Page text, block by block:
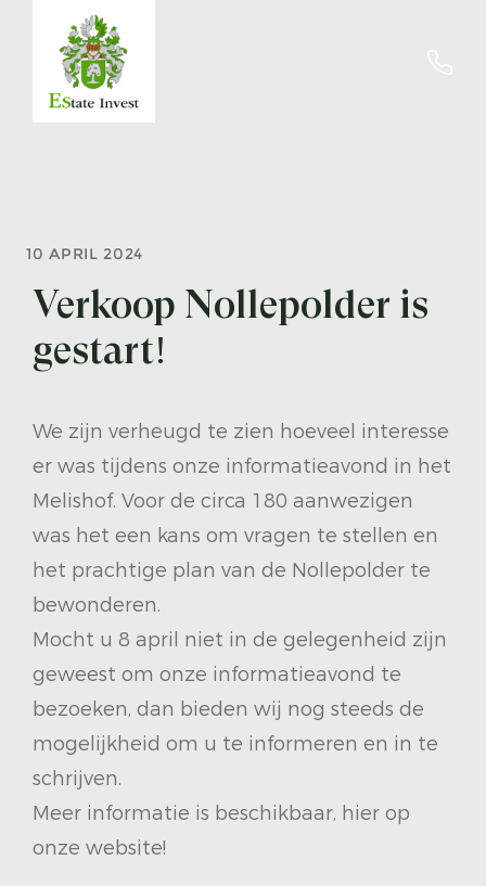
10 APRIL 2024
Verkoop Nollepolder is
gestart!
We zijn verheugd te zien hoeveel interesse
er was tijdens onze informatieavond in het
Melishof. Voor de circa 180 aanwezigen
was het een kans om vragen te stellen en
het prachtige plan van de Nollepolder te
bewonderen.
Mocht u 8 april niet in de gelegenheid zijn
geweest om onze informatieavond te
bezoeken, dan bieden wij nog steeds de
mogelijkheid om u te informeren en in te
schrijven.
Meer informatie is beschikbaar, hier op
onze website!